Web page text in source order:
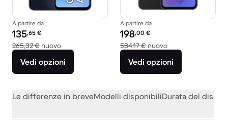
A partire da
Prezzo del ricondizionato:
135,65 €
265,32 € nuovoRispetto a 265,32 € del nuovo
Vedi opzioni
A partire da
Prezzo del ricondizionato:
198,00 €
584,17 € nuovoRispetto a 584,17
Vedi opzioni
Le differenze in breveModelli disponibiliDurata del